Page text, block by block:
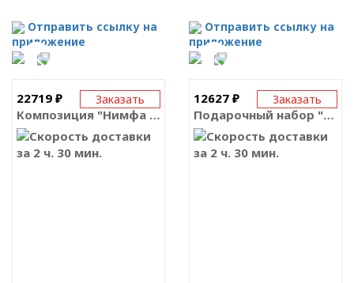
Отправить ссылку на
приложение
Отправить ссылку на
приложение
Заказать
12627 ₽
Подарочный набор "Тюльпаны, конфеты и безалкогольное вино"
за 2 ч. 30 мин.
Заказать
22719 ₽
Композиция "Нимфа цветов с тортом"
за 2 ч. 30 мин.